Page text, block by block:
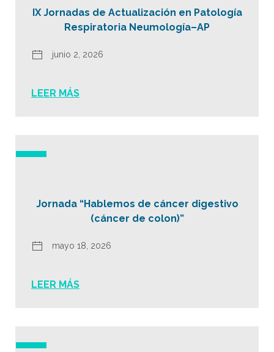
IX Jornadas de Actualización en Patología
Respiratoria Neumología–AP
junio 2, 2026
LEER MÁS
Jornada “Hablemos de cáncer digestivo
(cáncer de colon)”
mayo 18, 2026
LEER MÁS